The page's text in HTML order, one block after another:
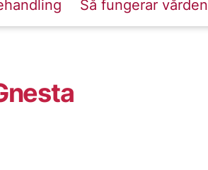
Så fungerar vården